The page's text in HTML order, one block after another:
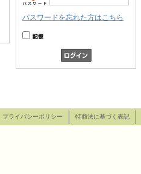
パスワードを忘れた方はこちら
プライバシーポリシー 特商法に基づく表記